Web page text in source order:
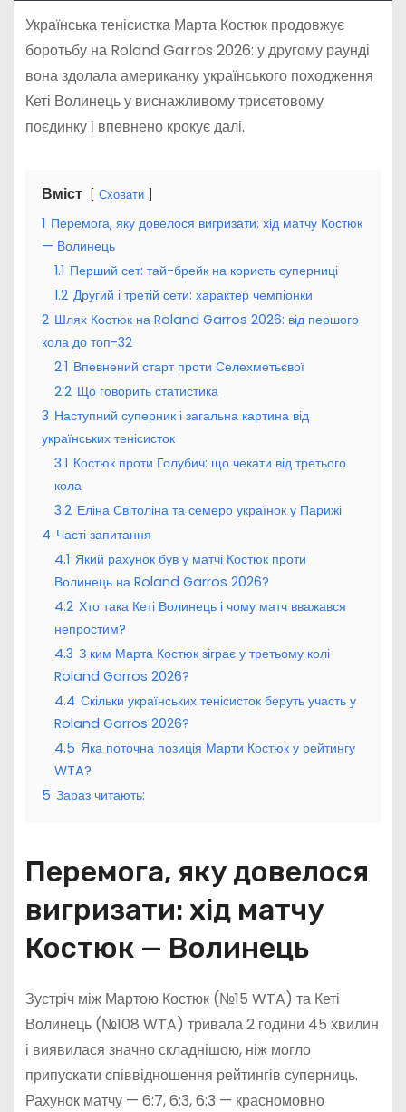
Українська тенісистка Марта Костюк продовжує
боротьбу на Roland Garros 2026: у другому раунді
вона здолала американку українського походження
Кеті Волинець у виснажливому трисетовому
поєдинку і впевнено крокує далі.
Вміст Сховати
1 Перемога, яку довелося вигризати: хід матчу Костюк
— Волинець
1.1 Перший сет: тай-брейк на користь суперниці
1.2 Другий і третій сети: характер чемпіонки
2 Шлях Костюк на Roland Garros 2026: від першого
кола до топ-32
2.1 Впевнений старт проти Селехметьєвої
2.2 Що говорить статистика
3 Наступний суперник і загальна картина від
українських тенісисток
3.1 Костюк проти Голубич: що чекати від третього
кола
3.2 Еліна Світоліна та семеро українок у Парижі
4 Часті запитання
4.1 Який рахунок був у матчі Костюк проти
Волинець на Roland Garros 2026?
4.2 Хто така Кеті Волинець і чому матч вважався
непростим?
4.3 З ким Марта Костюк зіграє у третьому колі
Roland Garros 2026?
4.4 Скільки українських тенісисток беруть участь у
Roland Garros 2026?
4.5 Яка поточна позиція Марти Костюк у рейтингу
WTA?
5 Зараз читають:
Перемога, яку довелося
вигризати: хід матчу
Костюк — Волинець
Зустріч між Мартою Костюк (№15 WTA) та Кеті
Волинець (№108 WTA) тривала 2 години 45 хвилин
і виявилася значно складнішою, ніж могло
припускати співвідношення рейтингів суперниць.
Рахунок матчу — 6:7, 6:3, 6:3 — красномовно